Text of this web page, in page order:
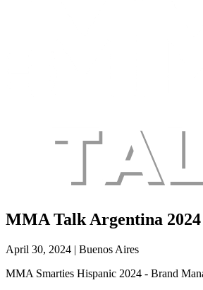
MMA Talk Argentina 2024
April 30, 2024 | Buenos Aires
MMA Smarties Hispanic 2024 - Brand